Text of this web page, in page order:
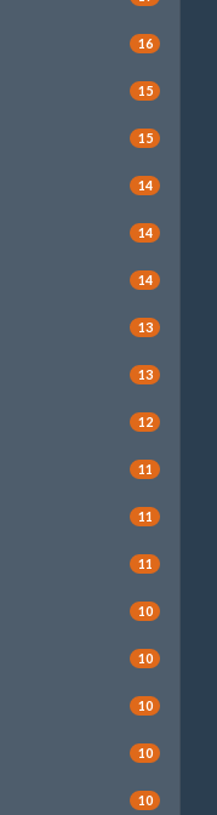
16
15
15
14
14
14
13
13
12
11
11
11
10
10
10
10
10